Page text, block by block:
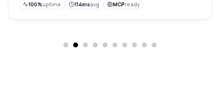
100%uptime 114msavg MCPready